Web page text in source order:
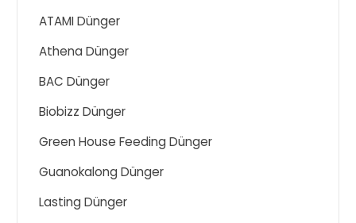
ATAMI Dünger
Athena Dünger
BAC Dünger
Biobizz Dünger
Green House Feeding Dünger
Guanokalong Dünger
Lasting Dünger